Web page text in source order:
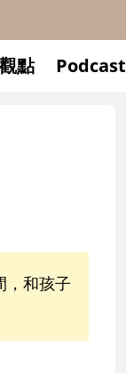
點 Podcast
，和孩子